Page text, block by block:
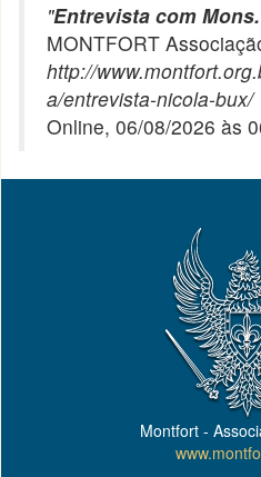
"Entrevista com
MONTFORT
http://
a/entrevista-nicola-bux/
Online, 06/08/2026 às
Montfort -